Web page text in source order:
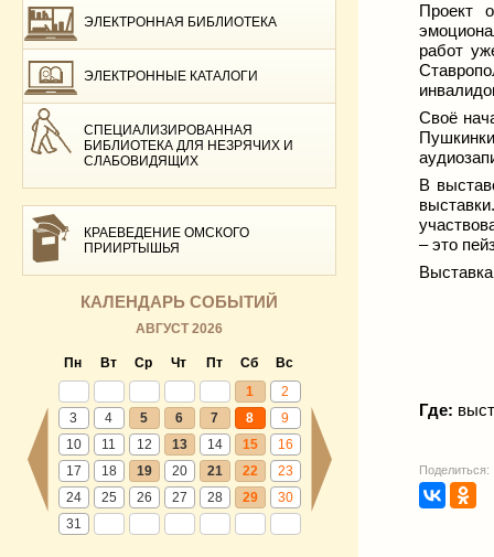
ЭЛЕКТРОННАЯ БИБЛИОТЕКА
ЭЛЕКТРОННЫЕ КАТАЛОГИ
СПЕЦИАЛИЗИРОВАННАЯ
БИБЛИОТЕКА ДЛЯ НЕЗРЯЧИХ И
СЛАБОВИДЯЩИХ
КРАЕВЕДЕНИЕ ОМСКОГО
ПРИИРТЫШЬЯ
КАЛЕНДАРЬ СОБЫТИЙ
АВГУСТ 2026
Пн Вт Ср Чт Пт Сб
Вс
1
2
3
4 5 6 7 8
9
10
11 12 13 14 15
16
17
18 19 20 21 22
23
24
25 26 27 28 29
30
31
Проект
работ
Своё
В
– это
Где:
Поделиться: